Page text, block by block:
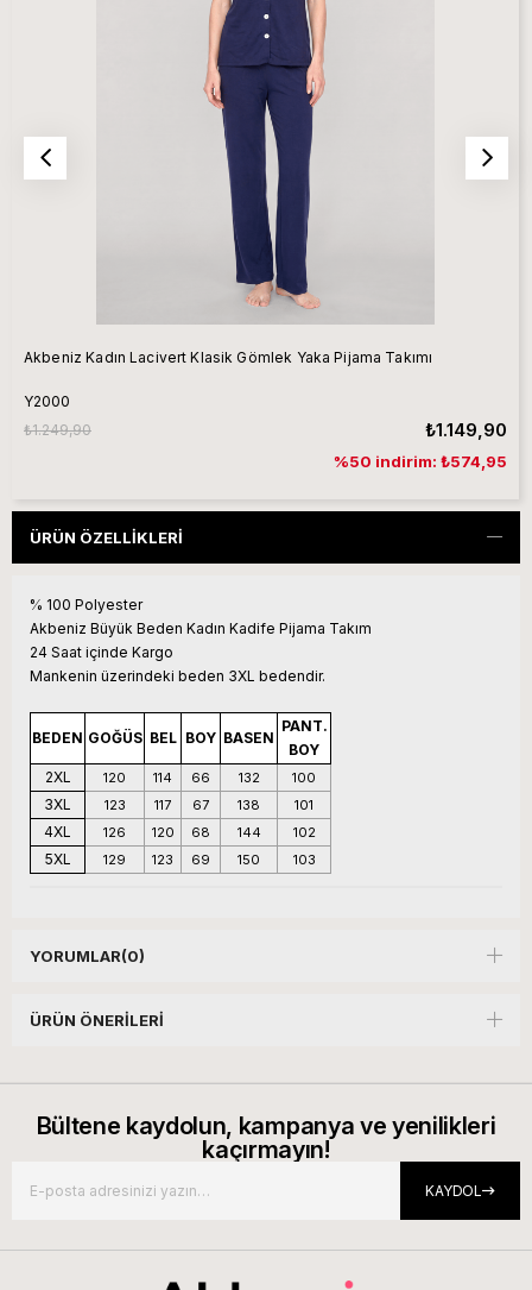
Akbeniz Kadın Lacivert Klasik Gömlek Yaka Pijama Takımı
Y2000
₺1.149,90
₺1.249,90
%50 indirim: ₺574,95
ÜRÜN ÖZELLIKLERI
% 100 Polyester
Akbeniz Büyük Beden Kadın Kadife Pijama Takım
24 Saat içinde Kargo
Mankenin üzerindeki beden 3XL bedendir.
BEDEN GOĞÜS BEL BOY BASEN
PANT.
BOY
2XL
120 114 66 132 100
3XL 123 117 67 138 101
4XL 126 120 68 144 102
5XL 129 123 69 150 103
YORUMLAR(0)
ÜRÜN ÖNERILERI
Bültene kaydolun, kampanya ve yenilikleri
kaçırmayın!
KAYDOL